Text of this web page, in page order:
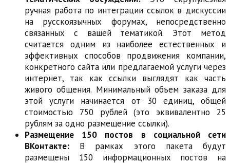
ручная работа по интеграции ссылок в дискуссии
на русскоязычных форумах, непосредственно
связанных с вашей тематикой. Этот метод
считается одним из наиболее естественных и
эффективных способов продвижения компании,
конкретного сайта или предлагаемой услуги через
интернет, так как ссылки выглядят как часть
живого общения. Минимальный объем заказа для
этой услуги начинается от 30 единиц, общей
стоимостью 750 рублей (это эквивалентно 25
рублям за одно размещение ссылки).
Размещение 150 постов в социальной сети
ВКонтакте: В рамках этого пакета будут
размещены 150 информационных постов на